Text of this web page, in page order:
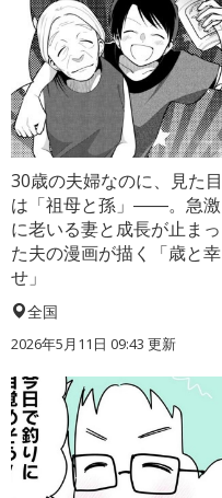
30歳の夫婦なのに、見た目
は「祖母と孫」――。急激
に老いる妻と成長が止まっ
た夫の漫画が描く「歳と幸
せ」
全国
2026年5月11日 09:43 更新